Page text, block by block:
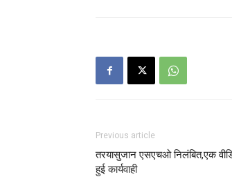
Previous article
तरयासुजान एसएचओ निलंबित,एक
हुई कार्यवाही